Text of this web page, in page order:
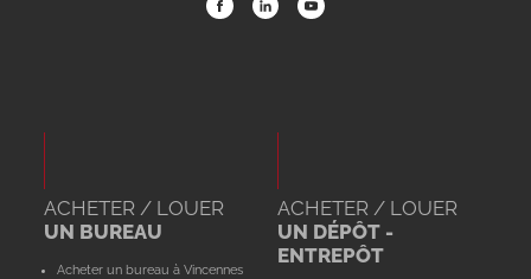
ACHETER / LOUER
UN BUREAU
Acheter un bureau à Vincennes
ACHETER / LOUER
UN DÉPÔT -
ENTREPÔT